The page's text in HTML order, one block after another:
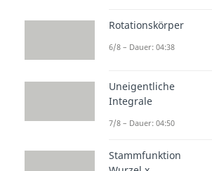
Manchmal
der Mathematik
Steigungswinkel
positive Winkel,
der x-Achse
ihn mit dieser
Rotationskörper
6/8 – Dauer: 04:38
Uneigentliche
Integrale
7/8 – Dauer: 04:50
Stammfunktion